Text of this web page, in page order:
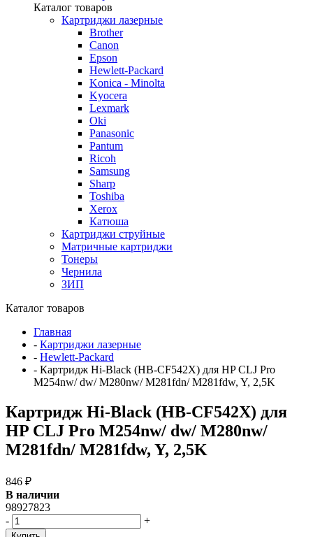
Каталог товаров
Картриджи лазерные
Brother
Canon
Epson
Hewlett-Packard
Konica - Minolta
Kyocera
Lexmark
Oki
Panasonic
Pantum
Ricoh
Samsung
Sharp
Toshiba
Xerox
Катюша
Картриджи струйные
Матричные картриджи
Тонеры
Чернила
ЗИП
Каталог товаров
Главная
- Картриджи лазерные
- Hewlett-Packard
- Картридж Hi-Black (HB-CF542X) для HP CLJ Pro
M254nw/ dw/ M280nw/ M281fdn/ M281fdw, Y, 2,5K
Картридж Hi-Black (HB-CF542X) для
HP CLJ Pro M254nw/ dw/ M280nw/
M281fdn/ M281fdw, Y, 2,5K
846 ₽
В наличии
98927823
-
+